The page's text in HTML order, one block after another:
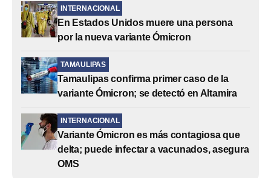
INTERNACIONAL
En Estados Unidos muere una persona
por la nueva variante Ómicron
TAMAULIPAS
Tamaulipas confirma primer caso de la
variante Ómicron; se detectó en Altamira
INTERNACIONAL
Variante Ómicron es más contagiosa que
delta; puede infectar a vacunados, asegura
OMS